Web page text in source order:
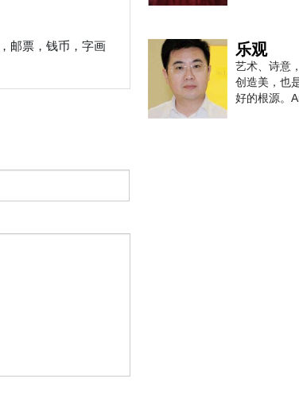
邮票，钱币，字画
世界文联
乐观
艺术、诗意
创造美，也
好的根源。